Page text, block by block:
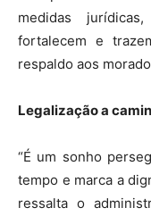
medidas
fortalecem e
respaldo aos
Legalização a
“É um sonho
tempo e marca a
ressalta o